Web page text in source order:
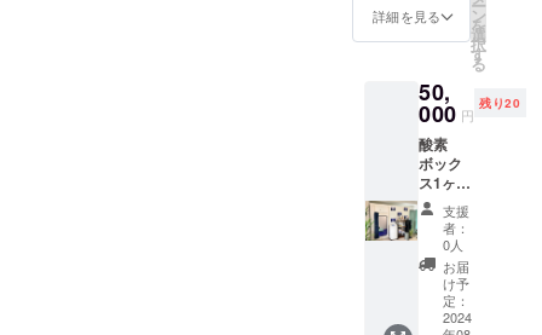
項：交
の場
合）は
別途頂
戴いた
しま
す。 日
程は後
日調整
のご連
絡を差
し上げ
ます。
り） 日
下によ
張マン
ツーマ
ン指導
を行い
ます！
場所：
WILLBE
THROW
CLUB
の活動
場所も
しくは
支援者
詳細を見る ー
ン
を
選
択
す
る
50,
000 円
残り20
酸素
ボック
ス1ヶ月
フリー
パス (1
回上限
60分利
気圧酸
素ボッ
支援
者：
0人
お届
け予
定：
2024